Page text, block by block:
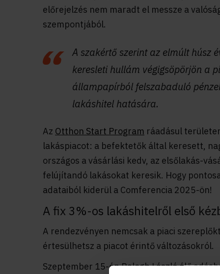
előrejelzés nem maradt el messze a
szempontjából.
A szakértő szerint az elmúlt húsz
keresleti hullám végigsöpörjön a
állampapírból felszabaduló
lakáshitel hatására.
Az Otthon Start Program ráadásul
lakáspiacot: a befektetők által keresett,
országos a vásárlási kedv, az elsőlakás-
felújítandó lakásokat keresik. Hogy
adataiból kiderül a Comferencia 2025-ön!
A fix 3%-os lakáshitelről első
A rendezvényen nemcsak a piaci
értesülhetsz a piacot érintő változásokról.
Szeptember 15-én Balogh László élő